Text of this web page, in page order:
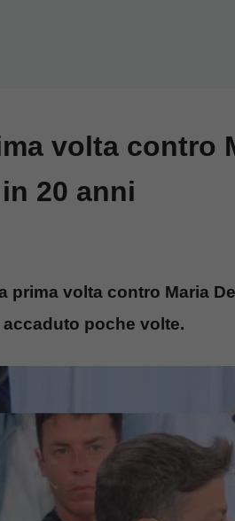
volta contro
20 anni
prima volta contro Maria
poche volte.